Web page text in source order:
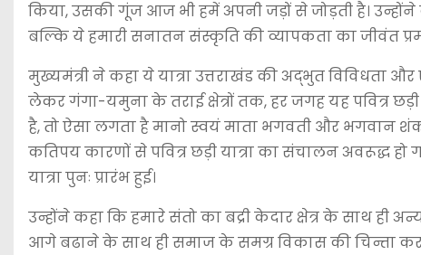
किया, उसकी गूंज आज भी हमें अपनी जड़ों से जोड़ती है।
बल्कि ये हमारी सनातन संस्कृति की व्यापकता का जीवंत
मुख्यमंत्री ने कहा ये यात्रा उत्तराखंड की अद्भुत
लेकर गंगा-यमुना के तराई क्षेत्रों तक, हर जगह यह पवित्र
है, तो ऐसा लगता है मानो स्वयं माता भगवती और भगवान
कतिपय कारणों से पवित्र छड़ी यात्रा का संचालन अवरूद्ध हो
यात्रा पुनः प्रारंभ हुई।
उन्होंने कहा कि हमारे संतो का बद्री केदार क्षेत्र के साथ ही
आगे बढाने के साथ ही समाज के समग्र विकास की चिन्ता